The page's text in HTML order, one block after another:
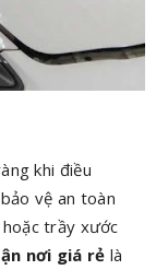
khi điều
vệ an toàn
trầy xước
nơi giá rẻ là